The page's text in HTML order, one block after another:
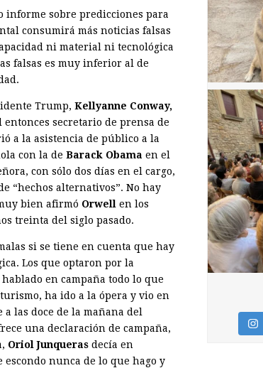
informe sobre predicciones para
consumirá más noticias falsas
ni material ni tecnológica
falsas es muy inferior al de
Trump, Kel­ly­anne Conway,
secretario de prensa de
a la asistencia de público a la
con la de Barack Obama en el
con sólo dos días en el cargo,
“hechos alternativos”. No hay
bien afirmó Orwell en los
treinta del siglo pasado.
si se tiene en cuenta que hay
Los que optaron por la
en campaña todo lo que
ha ido a la ópera y vio en
las doce de la mañana del
una declaración de campaña,
Oriol Junqueras decía en
escondo nunca de lo que hago y